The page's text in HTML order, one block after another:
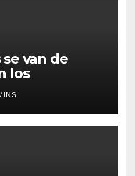
van de
los
un 21%
año pasado